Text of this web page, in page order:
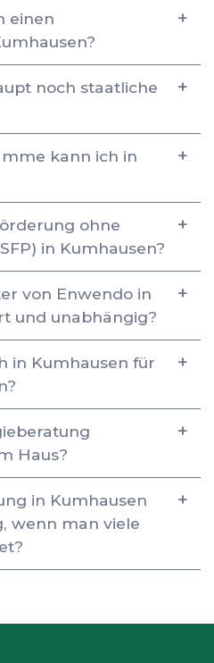
einen
noch staatliche
kann ich in
ohne
in Kumhausen?
von Enwendo in
und unabhängig?
in Kumhausen für
Haus?
in Kumhausen
wenn man viele